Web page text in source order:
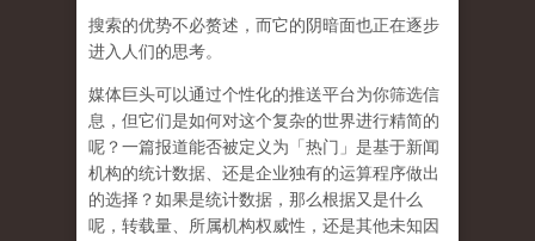
搜索的优势不必赘述，而它的阴暗面也正在逐步
进入人们的思考。
媒体巨头可以通过个性化的推送平台为你筛选信
息，但它们是如何对这个复杂的世界进行精简的
呢？一篇报道能否被定义为「热门」是基于新闻
机构的统计数据、还是企业独有的运算程序做出
的选择？如果是统计数据，那么根据又是什么
呢，转载量、所属机构权威性，还是其他未知因